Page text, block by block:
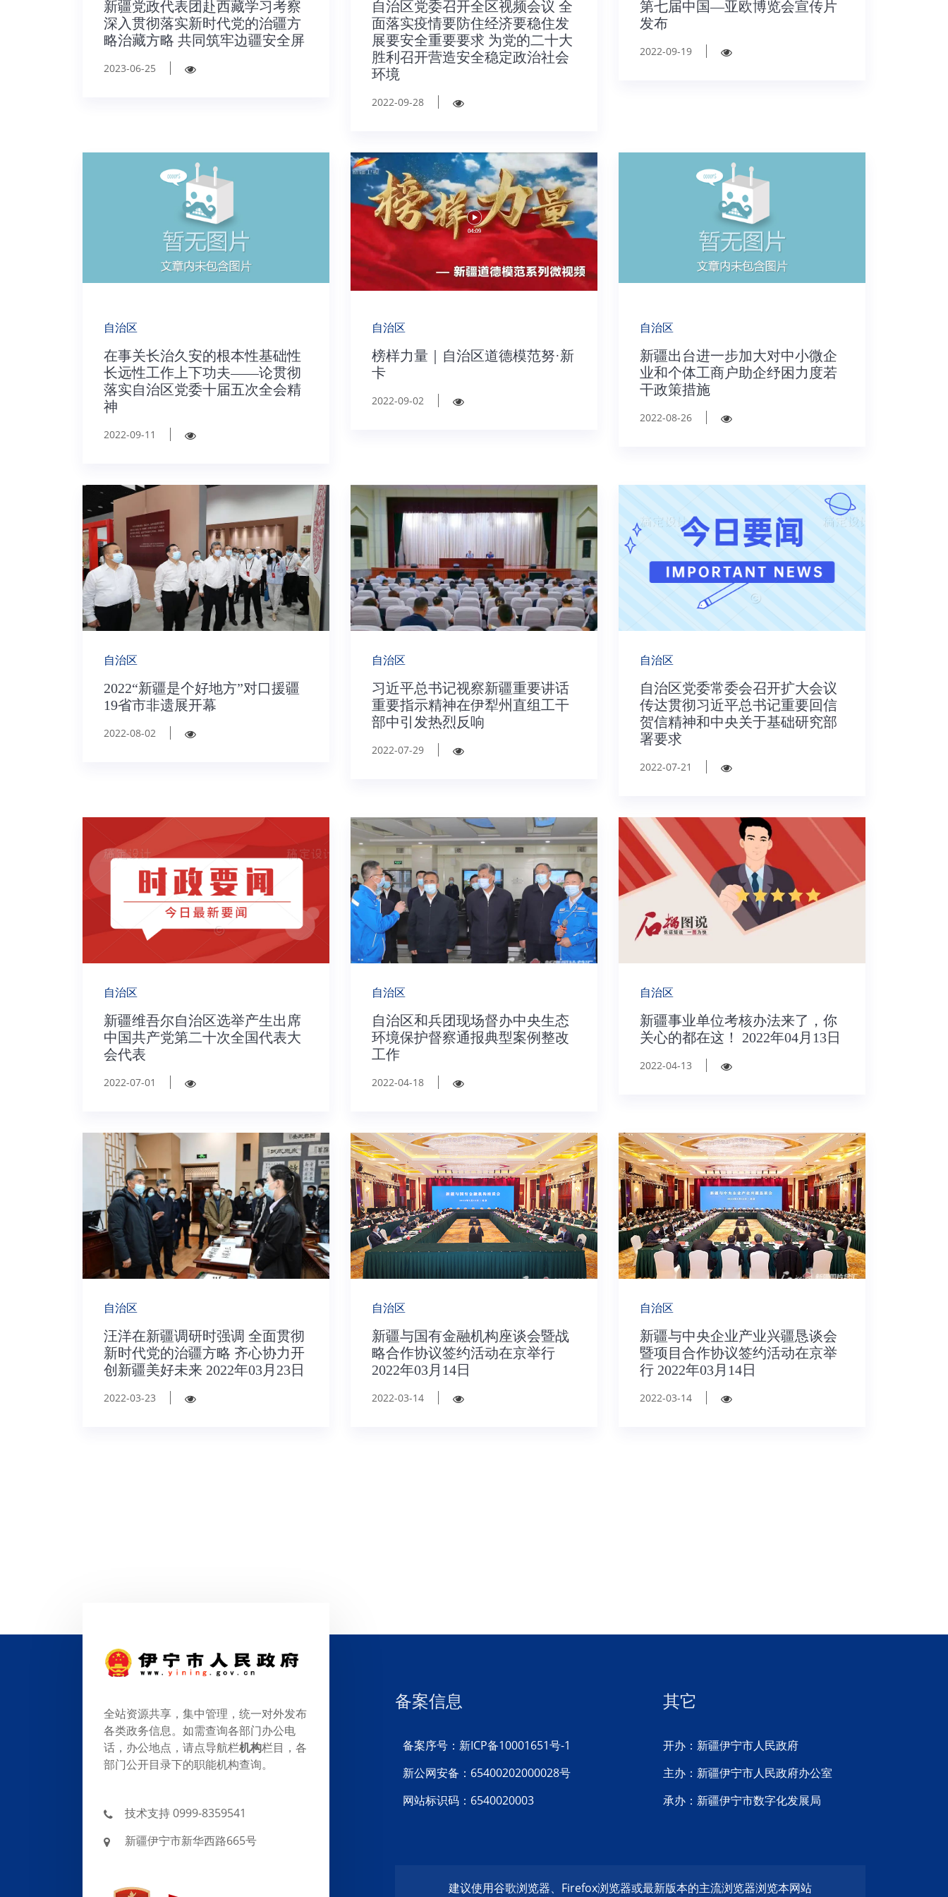
新疆党政代表团赴西藏学习考察
深入贯彻落实新时代党的治疆方
略治藏方略 共同筑牢边疆安全屏
2023-06-25
自治区党委召开全区视频会议 全
面落实疫情要防住经济要稳住发
展要安全重要要求 为党的二十大
胜利召开营造安全稳定政治社会
环境
2022-09-28
第七届中国—亚欧博览会宣传片
发布
2022-09-19
自治区
在事关长治久安的根本性基础性
长远性工作上下功夫——论贯彻
落实自治区党委十届五次全会精
神
2022-09-11
自治区
榜样力量｜自治区道德模范努·新
卡
2022-09-02
自治区
新疆出台进一步加大对中小微企
业和个体工商户助企纾困力度若
干政策措施
2022-08-26
自治区
2022“新疆是个好地方”对口援疆
19省市非遗展开幕
2022-08-02
自治区
习近平总书记视察新疆重要讲话
重要指示精神在伊犁州直组工干
部中引发热烈反响
2022-07-29
自治区
自治区党委常委会召开扩大会议
传达贯彻习近平总书记重要回信
贺信精神和中央关于基础研究部
署要求
2022-07-21
自治区
新疆维吾尔自治区选举产生出席
中国共产党第二十次全国代表大
会代表
2022-07-01
自治区
自治区和兵团现场督办中央生态
环境保护督察通报典型案例整改
工作
2022-04-18
自治区
新疆事业单位考核办法来了，你
关心的都在这！ 2022年04月13日
2022-04-13
自治区
汪洋在新疆调研时强调 全面贯彻
新时代党的治疆方略 齐心协力开
创新疆美好未来 2022年03月23日
2022-03-23
自治区
新疆与国有金融机构座谈会暨战
略合作协议签约活动在京举行
2022年03月14日
2022-03-14
自治区
新疆与中央企业产业兴疆恳谈会
暨项目合作协议签约活动在京举
行 2022年03月14日
2022-03-14
全站资源共享，集中管理，统一对外发布
各类政务信息。如需查询各部门办公电
话，办公地点，请点导航栏机构栏目，各
部门公开目录下的职能机构查询。
技术支持 0999-8359541
新疆伊宁市新华西路665号
备案信息
备案序号：新ICP备10001651号-1
新公网安备：65400202000028号
网站标识码：6540020003
其它
开办：新疆伊宁市人民政府
主办：新疆伊宁市人民政府办公室
承办：新疆伊宁市数字化发展局
建议使用谷歌浏览器、Firefox浏览器或最新版本的主流浏览器浏览本网站